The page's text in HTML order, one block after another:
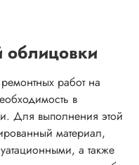
работ на
в
Для выполнения этой
материал,
а также